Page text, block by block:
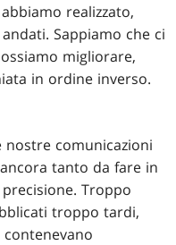
realizzato,
Sappiamo che ci
migliorare,
in ordine inverso.
comunicazioni
tanto da fare in
Troppo
troppo tardi,